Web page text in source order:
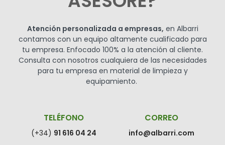
Atención personalizada a empresas, en Albarri
contamos con un equipo altamente cualificado para
tu empresa. Enfocado 100% a la atención al cliente.
Consulta con nosotros cualquiera de las necesidades
para tu empresa en material de limpieza y
equipamiento.
TELÉFONO
(+34) 91 616 04 24
CORREO
info@albarri.com